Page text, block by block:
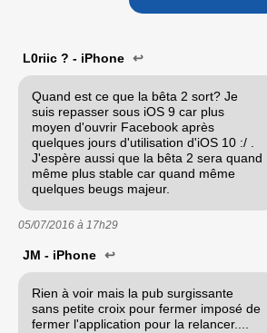
L0riic ? - iPhone ↩
Quand est ce que la bêta 2 sort? Je
suis repasser sous iOS 9 car plus
moyen d'ouvrir Facebook après
quelques jours d'utilisation d'iOS 10 :/ .
J'espère aussi que la bêta 2 sera quand
même plus stable car quand même
quelques beugs majeur.
05/07/2016 à 17h29
JM - iPhone ↩
Rien à voir mais la pub surgissante
sans petite croix pour fermer imposé de
fermer l'application pour la relancer....